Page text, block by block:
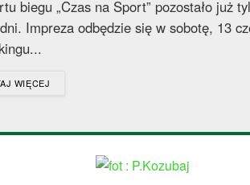
biegu „Czas na Sport” pozostało już
Impreza odbędzie się w sobotę, 13
WIĘCEJ